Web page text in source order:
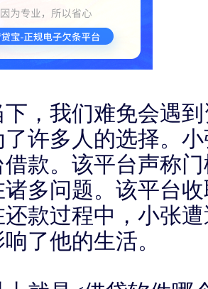
下，我们难免会遇
了许多人的选择。
借款。该平台声称
多问题。该平台
还款过程中，小张
了他的生活。